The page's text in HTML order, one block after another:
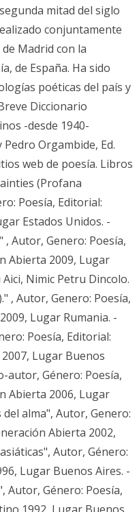
mitad del siglo
conjuntamente
Madrid con la
de España. Ha sido
poéticas del país y
Diccionario
-desde 1940-
Orgambide, Ed.
web de poesía. Libros
(Profana
Poesía, Editorial:
Estados Unidos. -
Autor, Genero: Poesía,
Abierta 2009, Lugar
Nimic Petru Dincolo.
, Autor, Genero: Poesía,
Lugar Rumania. -
Poesía, Editorial:
Lugar Buenos
autor, Género: Poesía,
Abierta 2006, Lugar
alma", Autor, Genero:
Abierta 2002,
Autor, Género:
Lugar Buenos Aires. -
Autor, Género: Poesía,